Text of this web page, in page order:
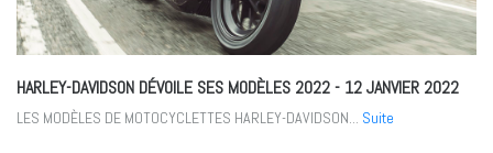
HARLEY-DAVIDSON DÉVOILE SES MODÈLES 2022- 12 JANVIER 2022
LES MODÈLES DE MOTOCYCLETTES HARLEY-DAVIDSON... Suite